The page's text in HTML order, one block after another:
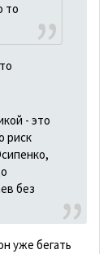
то
- это
риск
без
уже бегать